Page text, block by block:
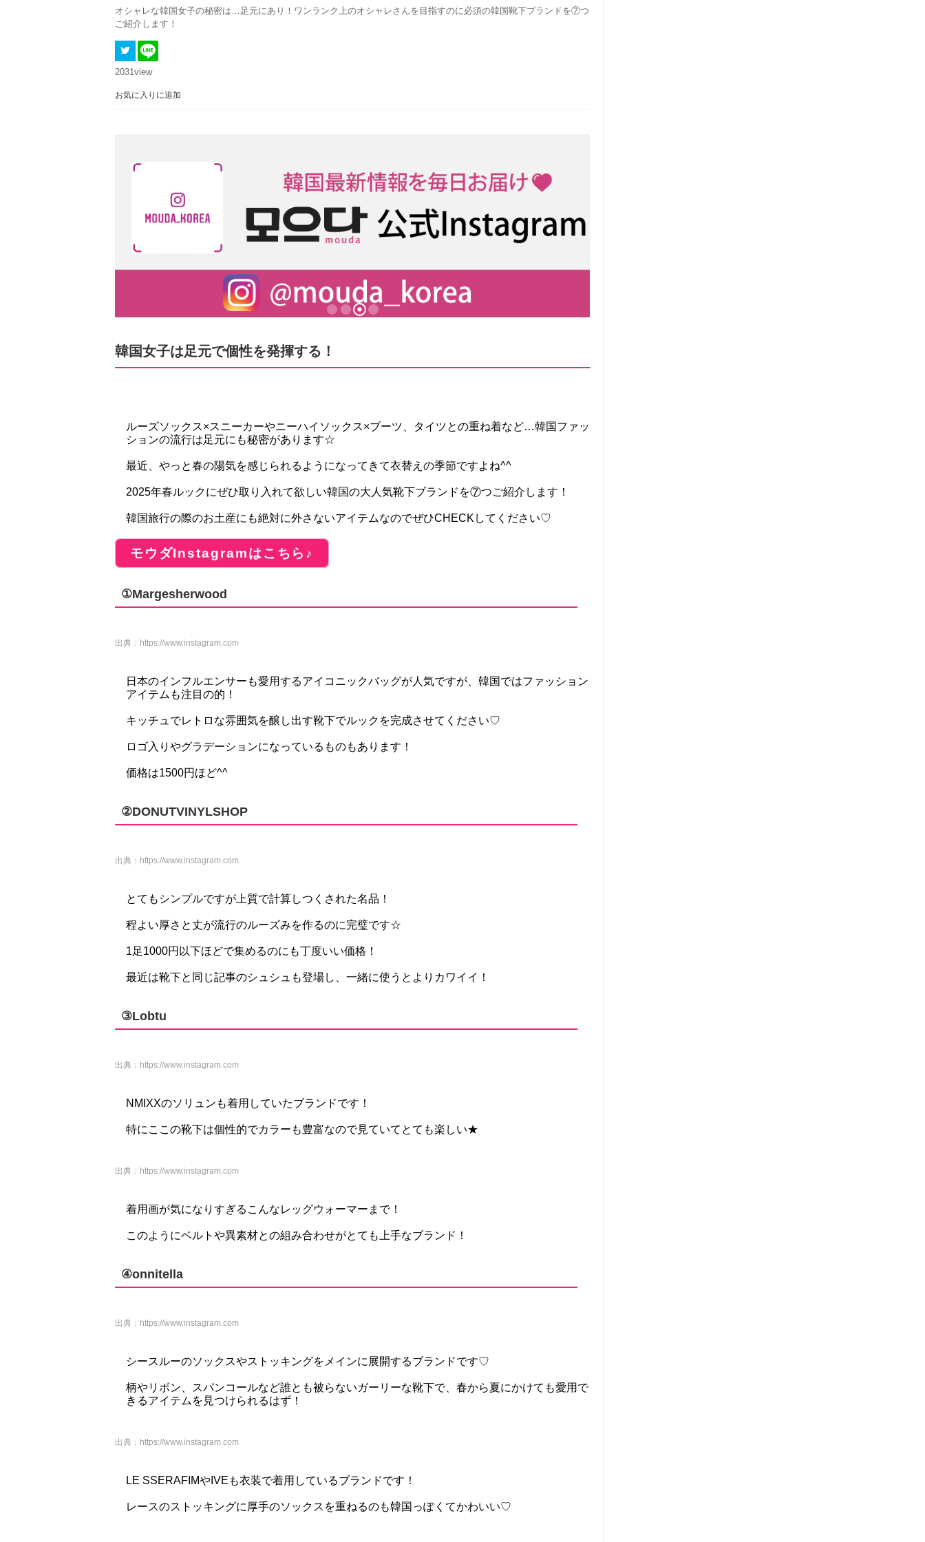
オシャレな韓国女子の秘密は…足元にあり！ワンランク上のオシャレさんを目指すのに必須の韓国靴下ブランドを⑦つ
ご紹介します！
2031view
お気に入りに追加
韓国女子は足元で個性を発揮する！
ルーズソックス×スニーカーやニーハイソックス×ブーツ、タイツとの重ね着など…韓国ファッ
ションの流行は足元にも秘密があります☆
最近、やっと春の陽気を感じられるようになってきて衣替えの季節ですよね^^
2025年春ルックにぜひ取り入れて欲しい韓国の大人気靴下ブランドを⑦つご紹介します！
韓国旅行の際のお土産にも絶対に外さないアイテムなのでぜひCHECKしてください♡
モウダInstagramはこちら♪
①Margesherwood
出典： https://www.instagram.com
日本のインフルエンサーも愛用するアイコニックバッグが人気ですが、韓国ではファッション
アイテムも注目の的！
キッチュでレトロな雰囲気を醸し出す靴下でルックを完成させてください♡
ロゴ入りやグラデーションになっているものもあります！
価格は1500円ほど^^
②DONUTVINYLSHOP
出典： https://www.instagram.com
とてもシンプルですが上質で計算しつくされた名品！
程よい厚さと丈が流行のルーズみを作るのに完璧です☆
1足1000円以下ほどで集めるのにも丁度いい価格！
最近は靴下と同じ記事のシュシュも登場し、一緒に使うとよりカワイイ！
③Lobtu
出典： https://www.instagram.com
NMIXXのソリュンも着用していたブランドです！
特にここの靴下は個性的でカラーも豊富なので見ていてとても楽しい★
出典： https://www.instagram.com
着用画が気になりすぎるこんなレッグウォーマーまで！
このようにベルトや異素材との組み合わせがとても上手なブランド！
④onnitella
出典： https://www.instagram.com
シースルーのソックスやストッキングをメインに展開するブランドです♡
柄やリボン、スパンコールなど誰とも被らないガーリーな靴下で、春から夏にかけても愛用で
きるアイテムを見つけられるはず！
出典： https://www.instagram.com
LE SSERAFIMやIVEも衣装で着用しているブランドです！
レースのストッキングに厚手のソックスを重ねるのも韓国っぽくてかわいい♡